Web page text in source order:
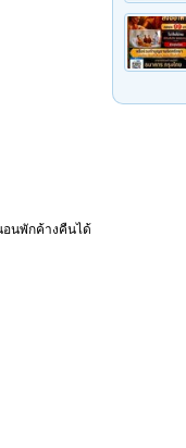
อนพักค้างคืนได้